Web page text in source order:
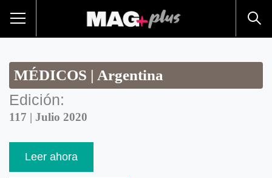
MÉDICOS | Argentina
Edición:
117 | Julio 2020
Leer ahora